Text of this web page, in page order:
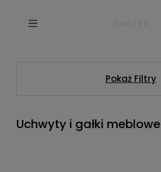
D A C T E R
Pokaż Filtry
Uchwyty i gałki meblowe